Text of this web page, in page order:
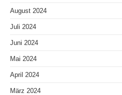
August 2024
Juli 2024
Juni 2024
Mai 2024
April 2024
März 2024